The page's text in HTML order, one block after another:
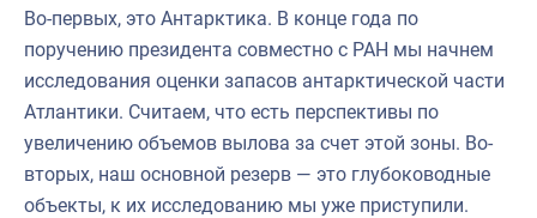
Во-первых, это Антарктика. В конце года по
поручению президента совместно с РАН мы начнем
исследования оценки запасов антарктической части
Атлантики. Считаем, что есть перспективы по
увеличению объемов вылова за счет этой зоны. Во-
вторых, наш основной резерв — это глубоководные
объекты, к их исследованию мы уже приступили.